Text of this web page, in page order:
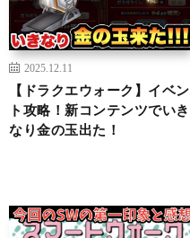
2025.12.11
【ドラクエウォーク】イベン
ト攻略！新コンテンツでいき
なり金の玉出た！